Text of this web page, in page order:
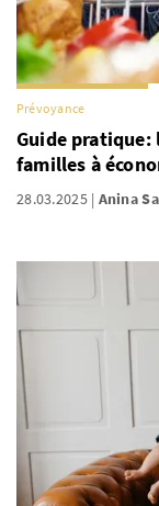
Prévoyance
Guide pratique:
familles à
28.03.2025 Anina